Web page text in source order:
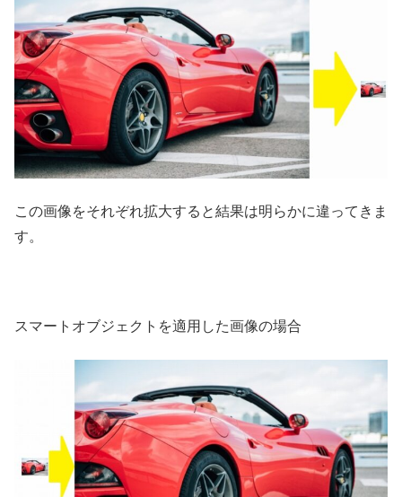
この画像をそれぞれ拡大すると結果は明らかに違ってきま
す。
スマートオブジェクトを適用した画像の場合